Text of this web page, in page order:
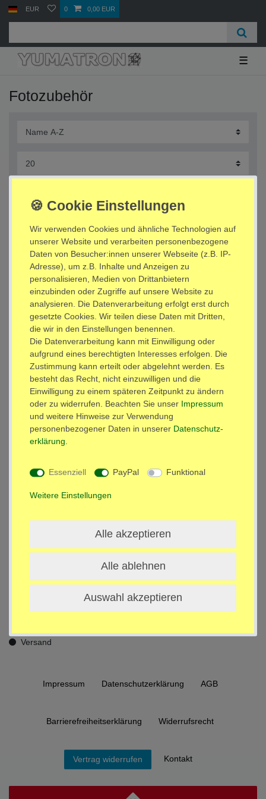
EUR 0 0,00 EUR
☰
Fotozubehör
Durchlichtschirm Fotoschirm Studioschirm
weiss Ø 87cm
7,90 € *
In den Warenkorb
*inkl. ges. MwSt.zzgl.Versandkosten
Spigot Gewindeadapter Adapterschraube 1/4"
auf 3/8" Zoll Reduzierstück für Blitzhalter
Modell: FD02
3,95 € *
In den Warenkorb
*inkl. ges. MwSt.zzgl.Versandkosten
3,95 € *
*inkl. ges. MwSt.
Wir verwenden Cookies und ähnliche Technologien auf
unserer Website und verarbeiten personenbezogene
Daten von Besucher:innen unserer Webseite (z.B. IP-
Adresse), um z.B. Inhalte und Anzeigen zu
personalisieren, Medien von Drittanbietern
einzubinden oder Zugriffe auf unsere Website zu
analysieren. Die Datenverarbeitung erfolgt erst durch
gesetzte Cookies. Wir teilen diese Daten mit Dritten,
die wir in den Einstellungen benennen.
Die Datenverarbeitung kann mit Einwilligung oder
aufgrund eines berechtigten Interesses erfolgen. Die
Zustimmung kann erteilt oder abgelehnt werden. Es
besteht das Recht, nicht einzuwilligen und die
Einwilligung zu einem späteren Zeitpunkt zu ändern
oder zu widerrufen. Beachten Sie unser Impressum
und weitere Hinweise zur Verwendung
personenbezogener Daten in unserer Daten­schutz­
erklärung
Essenziell PayPal Funktional
Weitere Einstellungen
Alle akzeptieren
Alle ablehnen
Auswahl akzeptieren
Shop Zahlungsarten
PayPal / Express / Plus
Debit- oder Kreditkarte
BAR bei Abholung
Versand
Impressum Daten­schutz­erklärung AGB
Barrierefreiheitserklärung Widerrufs­recht
Vertrag widerrufen Kontakt